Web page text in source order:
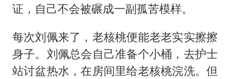
证，自己不会被碾成一副孤苦模样。
每次刘佩来了，老核桃便能老老实实擦擦
身子。刘佩总会自己准备个小桶，去护士
站讨盆热水，在房间里给老核桃浣洗。但